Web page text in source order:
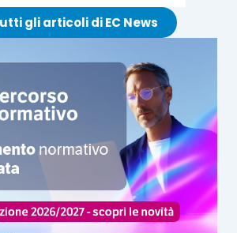
gli articoli di EC News